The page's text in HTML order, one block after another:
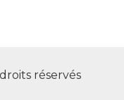
réservés